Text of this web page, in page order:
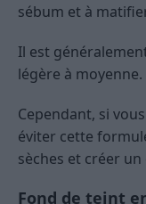
sébum et à
Il est
légère à moyenne.
Cependant, si
éviter cette
sèches et créer un
Fond de teint